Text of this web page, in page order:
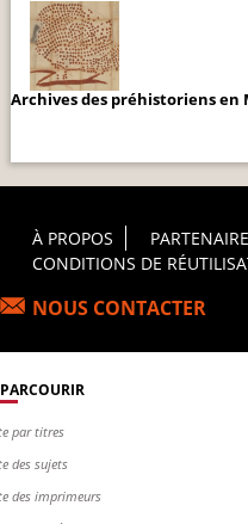
Archives des préhistoriens en
Footer Principal
À PROPOS
CONDITIONS DE
NOUS CONTACTER
PARCOURIR
par titres
des sujets
des imprimeurs